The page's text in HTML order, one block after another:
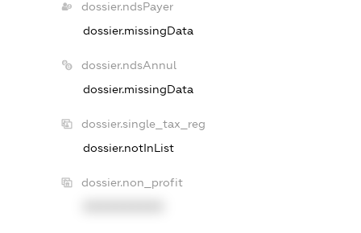
dossier.ndsPayer
dossier.missingData
dossier.ndsAnnul
dossier.missingData
dossier.single_tax_reg
dossier.notInList
dossier.non_profit